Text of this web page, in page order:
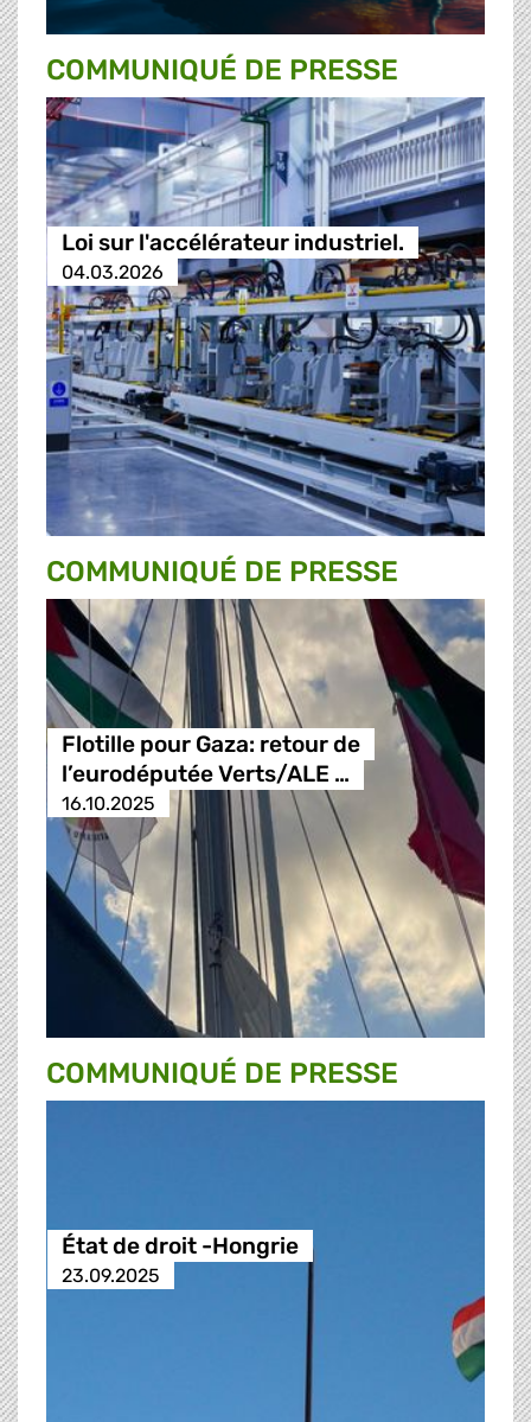
COMMUNIQUÉ DE PRESSE
Loi sur l'accélérateur industriel.
04.03.2026
COMMUNIQUÉ DE PRESSE
Flotille pour Gaza: retour de
l’eurodéputée Verts/ALE …
16.10.2025
COMMUNIQUÉ DE PRESSE
État de droit -Hongrie
23.09.2025